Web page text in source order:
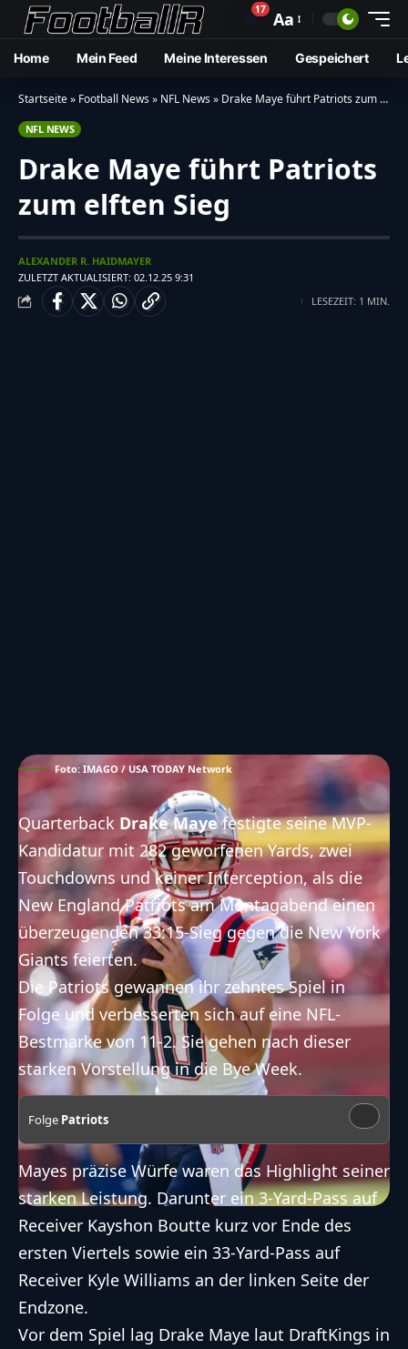
🔔17 Aa
Home Mein Feed Meine Interessen Gespeichert
Startseite» Football News» NFL News» Drake Maye führt Patriots zum elften Sieg
NFL NEWS
Drake Maye führt Patriots
zum elften Sieg
ZULETZT AKTUALISIERT: 02.12.25 9:31
ALEXANDER R. HAIDMAYER
LESEZEIT: 1 MIN.
Foto: IMAGO / USA TODAY Network
Quarterback Drake Mayefestigte seine MVP-
Kandidatur mit 282 geworfenen Yards, zwei
Touchdowns und keiner Interception, als die
New England Patriots am Montagabend einen
überzeugenden33:15-Sieggegen die New York
Giants feierten.
Die Patriots gewannen ihr zehntes Spiel in
Folge und verbesserten sich auf eine NFL-
Bestmarke von 11-2. Sie gehen nach dieser
starken Vorstellung in die Bye Week.
Folge Patriots
Mayes präzise Würfe waren das Highlight seiner
starken Leistung. Darunter ein 3-Yard-Pass auf
Receiver Kayshon Boutte kurz vor Ende des
ersten Viertels sowie ein 33-Yard-Pass auf
Receiver Kyle Williams an der linken Seite der
Endzone.
Vor dem Spiel lag Drake Maye laut DraftKings in